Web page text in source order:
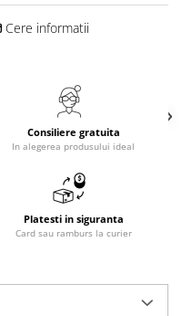
Cere informatii
Consiliere gratuita
In alegerea produsului ideal
Platesti in siguranta
Card sau ramburs la curier